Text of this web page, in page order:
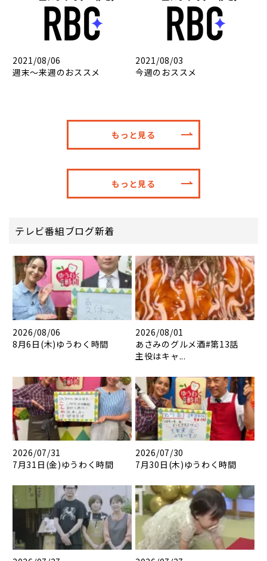
2021/08/06
週末～来週のおススメ
2021/08/03
今週のおススメ
もっと見る
もっと見る
テレビ番組ブログ新着
2026/08/06
8月6日(木)ゆうわく時間
2026/08/01
あさみのグルメ酒#第13話
主役はキャ...
2026/07/31
7月31日(金)ゆうわく時間
2026/07/30
7月30日(木)ゆうわく時間